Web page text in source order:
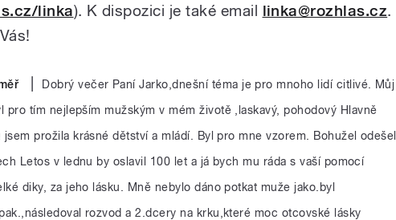
linka). K dispozici je také email linka@rozhlas.cz.
Dobrý večer Paní Jarko,dnešní téma je pro mnoho lidí citlivé. Můj
pro tím nejlepším mužským v mém životě ,laskavý, pohodový Hlavně
jsem prožila krásné dětství a mládí. Byl pro mne vzorem. Bohužel odešel
Letos v lednu by oslavil 100 let a já bych mu ráda s vaší pomocí
diky, za jeho lásku. Mně nebylo dáno potkat muže jako.byl
rozvod a 2.dcery na krku,které moc otcovské lásky